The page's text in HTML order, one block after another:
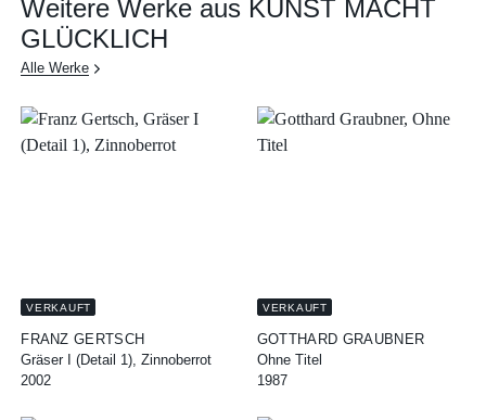
Weitere Werke aus KUNST MACHT
GLÜCKLICH
Alle Werke
VERKAUFT
FRANZ GERTSCH
Gräser I (Detail 1), Zinnoberrot
2002
VERKAUFT
GOTTHARD GRAUBNER
Ohne Titel
1987